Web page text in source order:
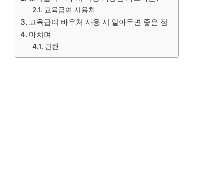
교육급여 사용처
교육급여 바우처 사용 시 알아두면 좋은 점
마치며
관련